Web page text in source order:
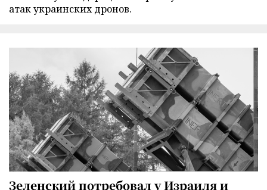
атак украинских дронов.
Зеленский потребовал у Израиля и